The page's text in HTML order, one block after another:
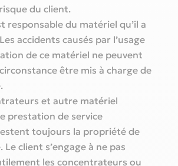
du client.
responsable du matériel qu’il a
accidents causés par l’usage
de ce matériel ne peuvent
être mis à charge de
et autre matériel
prestation de service
toujours la propriété de
client s’engage à ne pas
les concentrateurs ou